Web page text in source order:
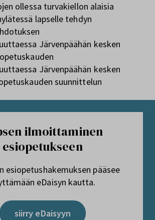
ollessa turvakiellon alaisia
lapselle tehdyn
Järvenpäähän kesken
Järvenpäähän kesken
suunnittelun
ilmoittaminen
esiopetukseen
esiopetushakemuksen pääsee
eDaisyn kautta.
siirry eDaisyyn